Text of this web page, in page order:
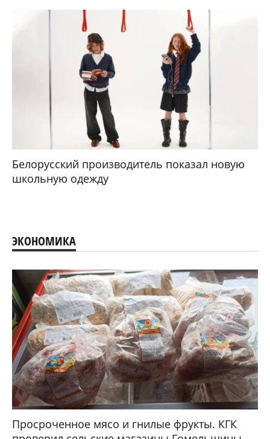
Белорусский производитель показал новую
школьную одежду
ЭКОНОМИКА
Просроченное мясо и гнилые фрукты. КГК